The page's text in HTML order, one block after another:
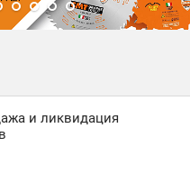
и ликвидация